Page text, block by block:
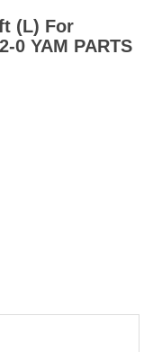
(L) For
0 YAM PARTS